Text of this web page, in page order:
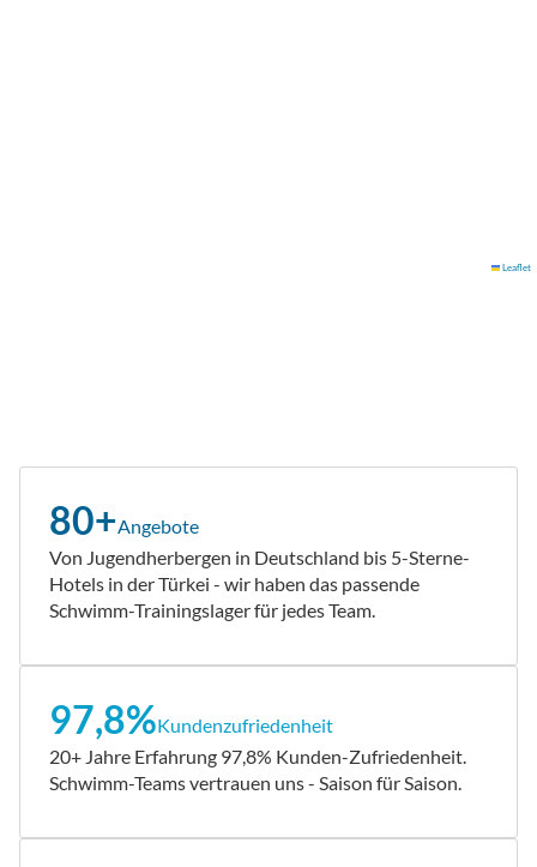
Leaflet
80+Angebote
Von Jugendherbergen in Deutschland bis 5-Sterne-
Hotels in der Türkei - wir haben das passende
Schwimm-Trainingslager für jedes Team.
97,8%Kundenzufriedenheit
20+ Jahre Erfahrung 97,8% Kunden-Zufriedenheit.
Schwimm-Teams vertrauen uns - Saison für Saison.